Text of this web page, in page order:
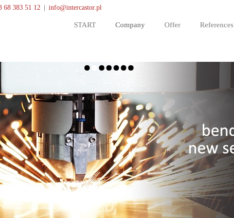
68 383 51 12 info@intercastor.pl
START Company Offer References